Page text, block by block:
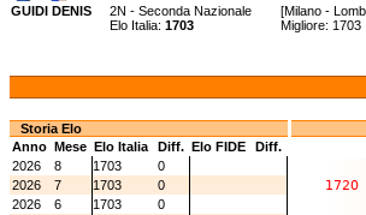
GUIDI DENIS
2N - Seconda Nazionale [Milano -
Elo Italia: 1703 Migliore:
Storia Elo
Anno Mese Elo Italia Diff. Elo FIDE
Diff.
2026
8 1703
0
2026
7 1703
0
2026
6 1703
0